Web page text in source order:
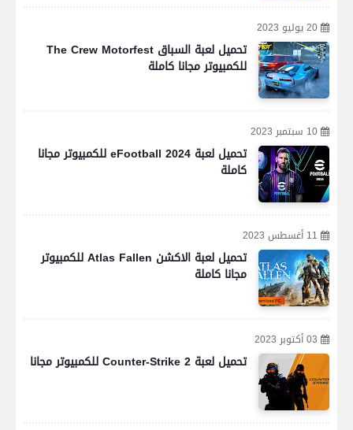
20 يوليو 2023
تحميل لعبة السباق The Crew Motorfest
للكمبيوتر مجانا كاملة
10 سبتمبر 2023
تحميل لعبة eFootball 2024 للكمبيوتر مجانا
كاملة
11 أغسطس 2023
تحميل لعبة الاكشن Atlas Fallen للكمبيوتر
مجانا كاملة
03 أكتوبر 2023
تحميل لعبة Counter-Strike 2 للكمبيوتر مجانا